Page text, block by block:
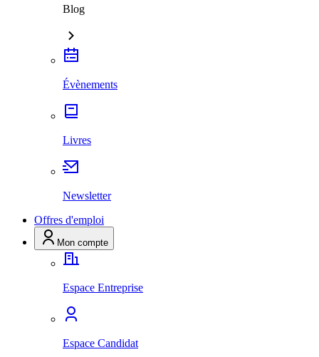
Blog
Évènements
Livres
Newsletter
Offres d'emploi
Mon compte
Espace Entreprise
Espace Candidat